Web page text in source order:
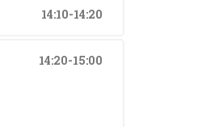
14:10-14:20
14:20-15:00